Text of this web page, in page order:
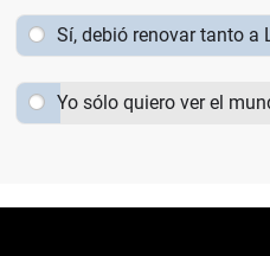
Sí, debió renovar tanto a
Yo sólo quiero ver el